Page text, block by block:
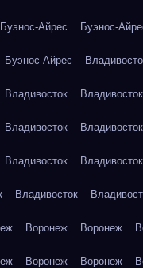
Буэнос-Айрес Буэнос-
Буэнос-Айрес
Владивосток Владивосток
Владивосток Владивосток
Владивосток Владивосток
Владивосток
Воронеж Воронеж
Воронеж Воронеж